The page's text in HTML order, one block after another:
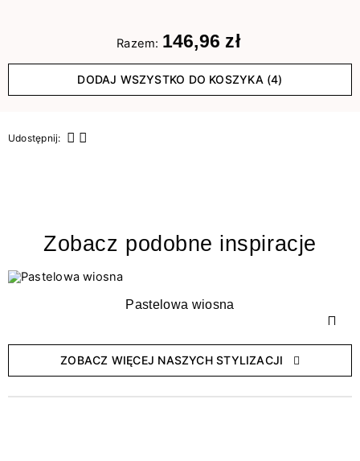
Razem: 146,96 zł
DODAJ WSZYSTKO DO KOSZYKA (4)
Udostępnij:
Zobacz podobne inspiracje
Pastelowa wiosna
ZOBACZ WIĘCEJ NASZYCH STYLIZACJI